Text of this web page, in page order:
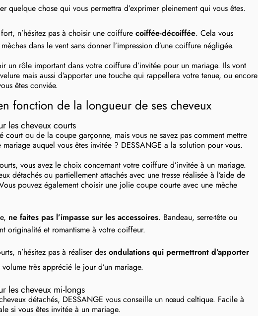
quelque chose qui vous permettra d’exprimer pleinement qui vous êtes.
n’hésitez pas à choisir une coiffure coiffée-décoiffée. Cela vous
dans le vent sans donner l’impression d’une coiffure négligée.
un rôle important dans votre coiffure d’invitée pour un mariage. Ils vont
mais aussi d’apporter une touche qui rappellera votre tenue, ou encore
êtes conviée.
fonction de la longueur de ses cheveux
les cheveux courts
court ou de la coupe garçonne, mais vous ne savez pas comment mettre
auquel vous êtes invitée ? DESSANGE a la solution pour vous.
vous avez le choix concernant votre coiffure d’invitée à un mariage.
détachés ou partiellement attachés avec une tresse réalisée à l’aide de
pouvez également choisir une jolie coupe courte avec une mèche
ne faites pas l’impasse sur les accessoires. Bandeau, serre-tête ou
originalité et romantisme à votre coiffeur.
n’hésitez pas à réaliser des ondulations qui permettront d’apporter
très apprécié le jour d’un mariage.
les cheveux mi-longs
détachés, DESSANGE vous conseille un nœud celtique. Facile à
si vous êtes invitée à un mariage.